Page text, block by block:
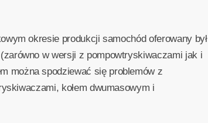
okresie produkcji samochód oferowany był
w wersji z pompowtryskiwaczami jak i
można spodziewać się problemów z
kołem dwumasowym i